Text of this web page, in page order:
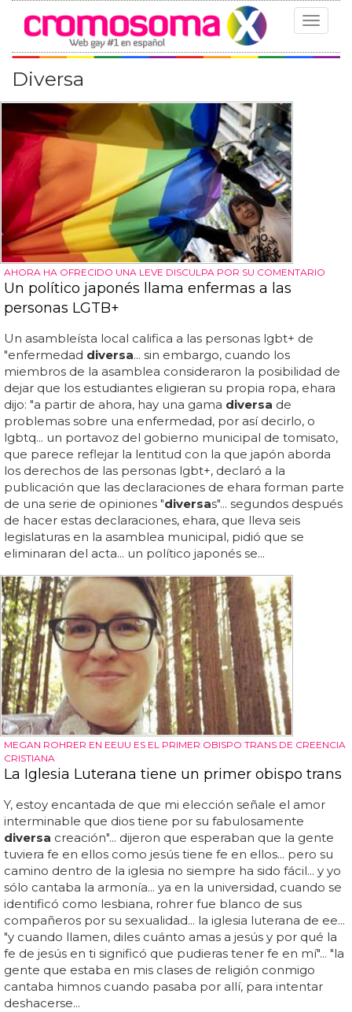
Toggle
Diversa
AHORA HA OFRECIDO UNA LEVE DISCULPA POR SU COMENTARIO
Un político japonés llama enfermas a las
personas LGTB+
Un asambleísta local califica a las personas lgbt+ de
"enfermedad diversa... sin embargo, cuando los
miembros de la asamblea consideraron la posibilidad de
dejar que los estudiantes eligieran su propia ropa, ehara
dijo: "a partir de ahora, hay una gama diversa de
problemas sobre una enfermedad, por así decirlo, o
lgbtq... un portavoz del gobierno municipal de tomisato,
que parece reflejar la lentitud con la que japón aborda
los derechos de las personas lgbt+, declaró a la
publicación que las declaraciones de ehara forman parte
de una serie de opiniones "diversas"... segundos después
de hacer estas declaraciones, ehara, que lleva seis
legislaturas en la asamblea municipal, pidió que se
eliminaran del acta... un político japonés se...
MEGAN ROHRER EN EEUU ES EL PRIMER OBISPO TRANS DE CREENCIA
CRISTIANA
La Iglesia Luterana tiene un primer obispo trans
Y, estoy encantada de que mi elección señale el amor
interminable que dios tiene por su fabulosamente
diversa creación"... dijeron que esperaban que la gente
tuviera fe en ellos como jesús tiene fe en ellos... pero su
camino dentro de la iglesia no siempre ha sido fácil... y yo
sólo cantaba la armonía... ya en la universidad, cuando se
identificó como lesbiana, rohrer fue blanco de sus
compañeros por su sexualidad... la iglesia luterana de ee...
"y cuando llamen, diles cuánto amas a jesús y por qué la
fe de jesús en ti significó que pudieras tener fe en mí"... "la
gente que estaba en mis clases de religión conmigo
cantaba himnos cuando pasaba por allí, para intentar
deshacerse...